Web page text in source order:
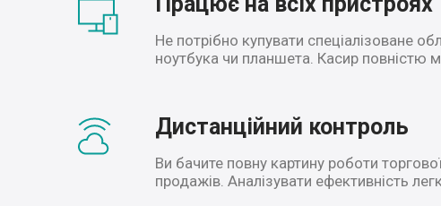
Не потрібно купувати спеціалізоване
ноутбука чи планшета. Касир повністю
Дистанційний контроль
Ви бачите повну картину роботи
продажів. Аналізувати ефективність